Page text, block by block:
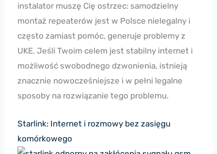
instalator muszę Cię ostrzec: samodzielny
montaż repeaterów jest w Polsce nielegalny i
często zamiast pomóc, generuje problemy z
UKE. Jeśli Twoim celem jest stabilny internet i
możliwość swobodnego dzwonienia, istnieją
znacznie nowocześniejsze i w pełni legalne
sposoby na rozwiązanie tego problemu.
Starlink: Internet i rozmowy bez zasięgu
komórkowego